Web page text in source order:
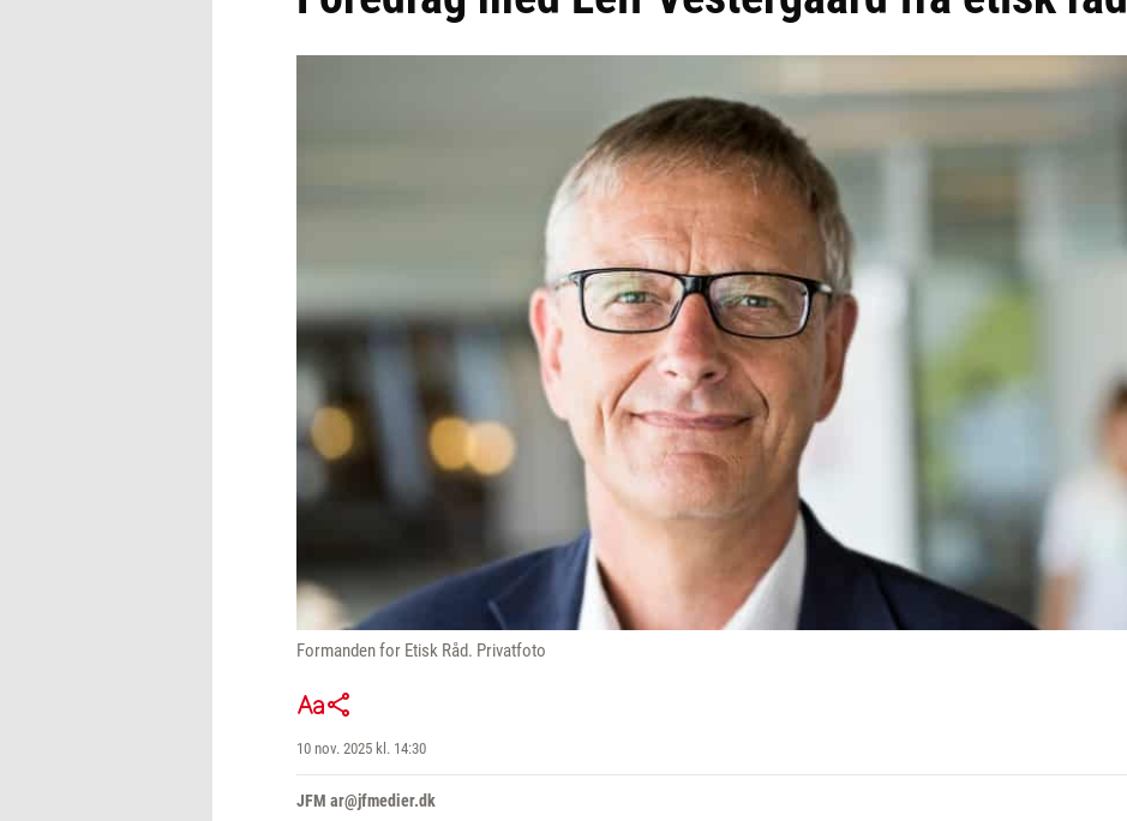
Formanden for Etisk Råd. Privatfoto
10 nov. 2025 kl. 14:30
JFM ar@jfmedier.dk